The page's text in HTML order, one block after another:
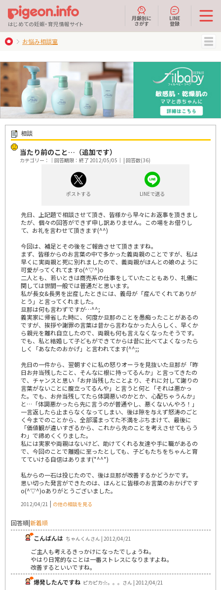
はじめての妊娠・育児情報サイト
月齢別に
さがす
LINE
登録
お悩み相談室
相談
当たり前のこと…（追加です）
カテゴリー：｜回答期限：終了 2012/05/05｜ | 回答数(36)
ポストする LINEで送る
先日、上記題で相談させて頂き、皆様から早々にお返事を頂きまし
たが、個々の回答ができず申し訳ありません。この場をお借りし
て、お礼を言わせて頂きます(^^)
今回は、補足とその後をご報告させて頂きますね。
まず、皆様からのお言葉の中で多かった義両親のことですが、私は
早くに実両親と死に別れましたので、義両親がほんとの娘のように
可愛がってくれてますo(^▽^)o
二人とも、若いときは商売系の仕事をしていたこともあり、礼儀に
関しては世間一般では普通だと思います。
私が長女&長男を出産したときには、義母が「産んでくれてありが
とう」と言ってくれました。
旦那は何も言わずですが…^^;
義実家に帰省した時に、何度か旦那のことを愚痴ったことがあるの
ですが、挨拶や謝罪の言葉は昔から言わなかった人らしく、早くか
ら親元を離れ自立したので、両親も何も言えなくなったそうです。
でも、私と結婚して子どもができてからは昔に比べてよくなったら
しく「あなたのおかげ」と言われてます(^^;;
先日の一件から、翌朝すぐに私の怒りオーラを見抜いた旦那が「昨
日お弁当残したこと、そんなに根に持ってるんか」と言ってきたの
で、チャンスと思い「お弁当残したことより、それに対して謝りの
言葉がないことに腹立ってるんや」と言うと何と「それは悪かっ
た。でも、お弁当残してたら体調悪いのかとか、心配ちゃうんか」
と…「体調悪かったら先に言うのが普通やし、悪くないんやろ！」
一言返したら止まらなくなってしまい、後は隙を与えず怒涛のごと
く今までのことから、全部溜まってた不満をぶちまけて、最後に
「価値観が違いすぎるから、これから先のことを考えさせてもらう
わ」で締めくくりました。
私には実家や両親はないけど、助けてくれる友達や手に職があるの
で、今回のことで離婚に至ったとしても、子どもたちをちゃんと育
てていける自信はあります(*^^*)
私からの一石は投じたので、後は旦那が改善するかどうかです。
思い切った発言ができたのは、ほんとに皆様のお言葉のおかげです
o(^▽^)oありがとうございました。
2012/04/21 | の他の相談を見る
回答順|新着順
こんばんは ちゃんくんさん | 2012/04/21
ご主人も考えるきっかけになったでしょうね。
やはり日常的なことは一番ストレスになりますよね。
改善するといいですね。
爆発したんですね ピカピカ☆。。。さん | 2012/04/21